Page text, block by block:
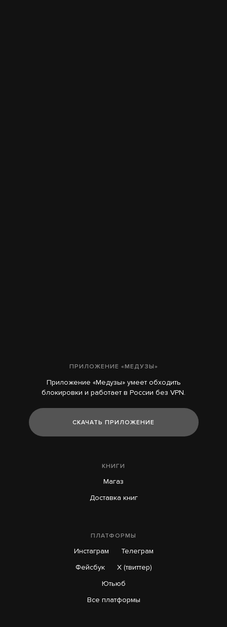
ПРИЛОЖЕНИЕ «МЕДУЗЫ»
Приложение «Медузы» умеет обходить
блокировки и работает в России без VPN.
СКАЧАТЬ ПРИЛОЖЕНИЕ
КНИГИ
Магаз
Доставка книг
ПЛАТФОРМЫ
Инстаграм
Телеграм
Фейсбук
X (твиттер)
Ютьюб
Все платформы